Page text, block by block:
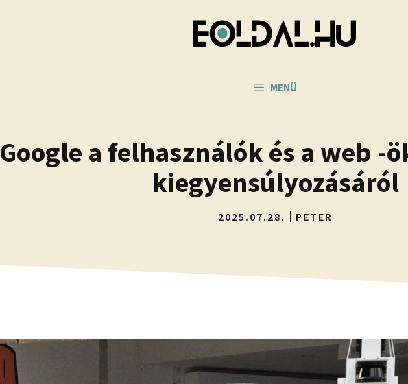
MENÜ
Google a felhasználók és a web -
kiegyensúlyozásáról
2025.07.28. PETER